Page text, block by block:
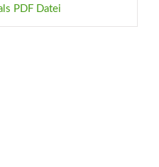
PDF Datei